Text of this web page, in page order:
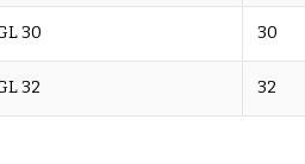
30 30
32 32